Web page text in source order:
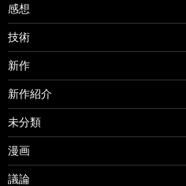
感想
技術
新作
新作紹介
未分類
漫画
議論